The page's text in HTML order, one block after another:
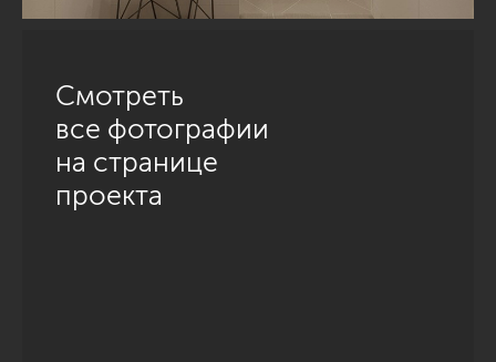
Смотреть
все фотографии
на странице
проекта